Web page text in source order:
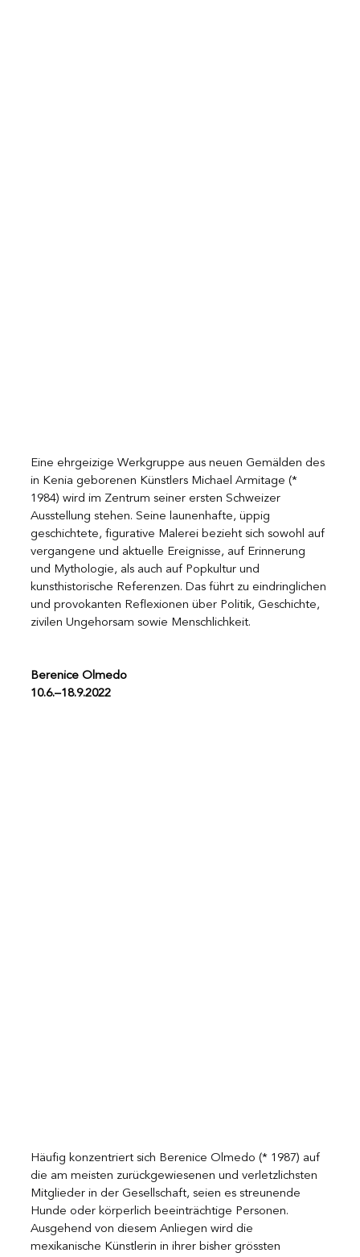
Eine ehrgeizige Werkgruppe aus neuen Gemälden des
in Kenia geborenen Künstlers Michael Armitage (*
1984) wird im Zentrum seiner ersten Schweizer
Ausstellung stehen. Seine launenhafte, üppig
geschichtete, figurative Malerei bezieht sich sowohl auf
vergangene und aktuelle Ereignisse, auf Erinnerung
und Mythologie, als auch auf Popkultur und
kunsthistorische Referenzen. Das führt zu eindringlichen
und provokanten Reflexionen über Politik, Geschichte,
zivilen Ungehorsam sowie Menschlichkeit.
Berenice Olmedo
10.6.–18.9.2022
Häufig konzentriert sich Berenice Olmedo (* 1987) auf
die am meisten zurückgewiesenen und verletzlichsten
Mitglieder in der Gesellschaft, seien es streunende
Hunde oder körperlich beeinträchtige Personen.
Ausgehend von diesem Anliegen wird die
mexikanische Künstlerin in ihrer bisher grössten